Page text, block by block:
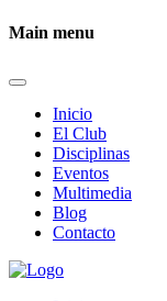
Main menu
Inicio
El Club
Disciplinas
Eventos
Multimedia
Blog
Contacto